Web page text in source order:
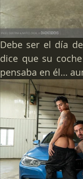
Debe ser el día
dice que su
pensaba en él…